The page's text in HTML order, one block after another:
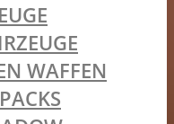
WAFFEN